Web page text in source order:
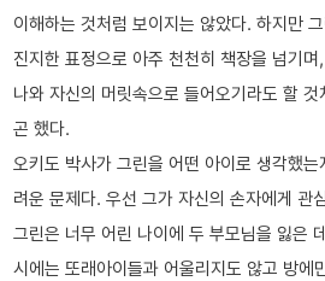
이해하는 것처럼 보이지는 않았다. 하지만
진지한 표정으로 아주 천천히 책장을 넘기
나와 자신의 머릿속으로 들어오기라도 할
곤 했다.
오키도 박사가 그린을 어떤 아이로 생각했
려운 문제다. 우선 그가 자신의 손자에게 관
그린은 너무 어린 나이에 두 부모님을 잃은
시에는 또래아이들과 어울리지도 않고 방에